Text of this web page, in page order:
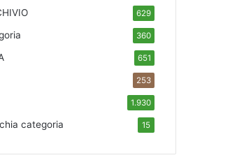
629
360
651
253
1.930
categoria 15